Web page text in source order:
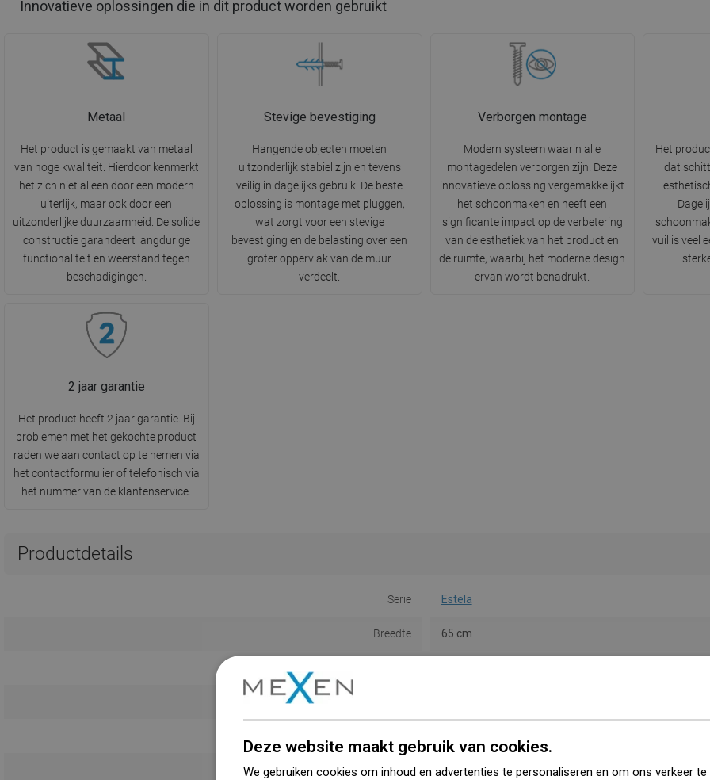
Innovatieve oplossingen die in dit product worden gebruikt
Metaal
Het product is gemaakt van metaal
van hoge kwaliteit. Hierdoor kenmerkt
het zich niet alleen door een modern
uiterlijk, maar ook door een
uitzonderlijke duurzaamheid. De solide
constructie garandeert langdurige
functionaliteit en weerstand tegen
beschadigingen.
Stevige bevestiging
Hangende objecten moeten
uitzonderlijk stabiel zijn en tevens
veilig in dagelijks gebruik. De beste
oplossing is montage met pluggen,
wat zorgt voor een stevige
bevestiging en de belasting over een
groter oppervlak van de muur
verdeelt.
Verborgen montage
Modern systeem waarin alle
montagedelen verborgen zijn. Deze
innovatieve oplossing vergemakkelijkt
het schoonmaken en heeft een
significante impact op de verbetering
van de esthetiek van het product en
de ruimte, waarbij het moderne design
ervan wordt benadrukt.
Het
dat
vuil is veel
2 jaar garantie
Het product heeft 2 jaar garantie. Bij
problemen met het gekochte product
raden we aan contact op te nemen via
het contactformulier of telefonisch via
het nummer van de klantenservice.
Productdetails
Serie Estela
Breedte 65 cm
Materiaal Metaal
Deze website maakt gebruik van cookies.
We gebruiken cookies om inhoud en advertenties te personaliseren en om ons verkeer te